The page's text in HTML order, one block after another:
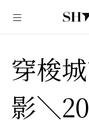
穿梭
影＼